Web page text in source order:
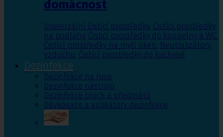
domácnost
Univerzální čistící prostředky, Čistící prostředky
na podlahy, Čisticí prostředky do koupelny a WC,
Čistící prostředky na mytí oken, Neutralizátory
vzduchu, Čistící prostředky do kuchyně
Dezinfekce
Dezinfekce na ruce
Dezinfekce nástrojů
Dezinfekce ploch a předmětů
Dávkovače a aplikátory dezinfekce